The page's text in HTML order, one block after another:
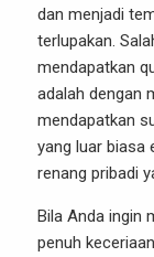
dan menjadi
terlupakan.
mendapatkan
adalah dengan
mendapatkan
yang luar biasa
renang pribadi
Bila Anda ingin
penuh